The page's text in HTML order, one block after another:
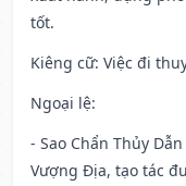
tốt.
Kiêng cữ: Việc đi
Ngoại lệ:
- Sao Chẩn Thủy
Vượng Địa, tạo tác